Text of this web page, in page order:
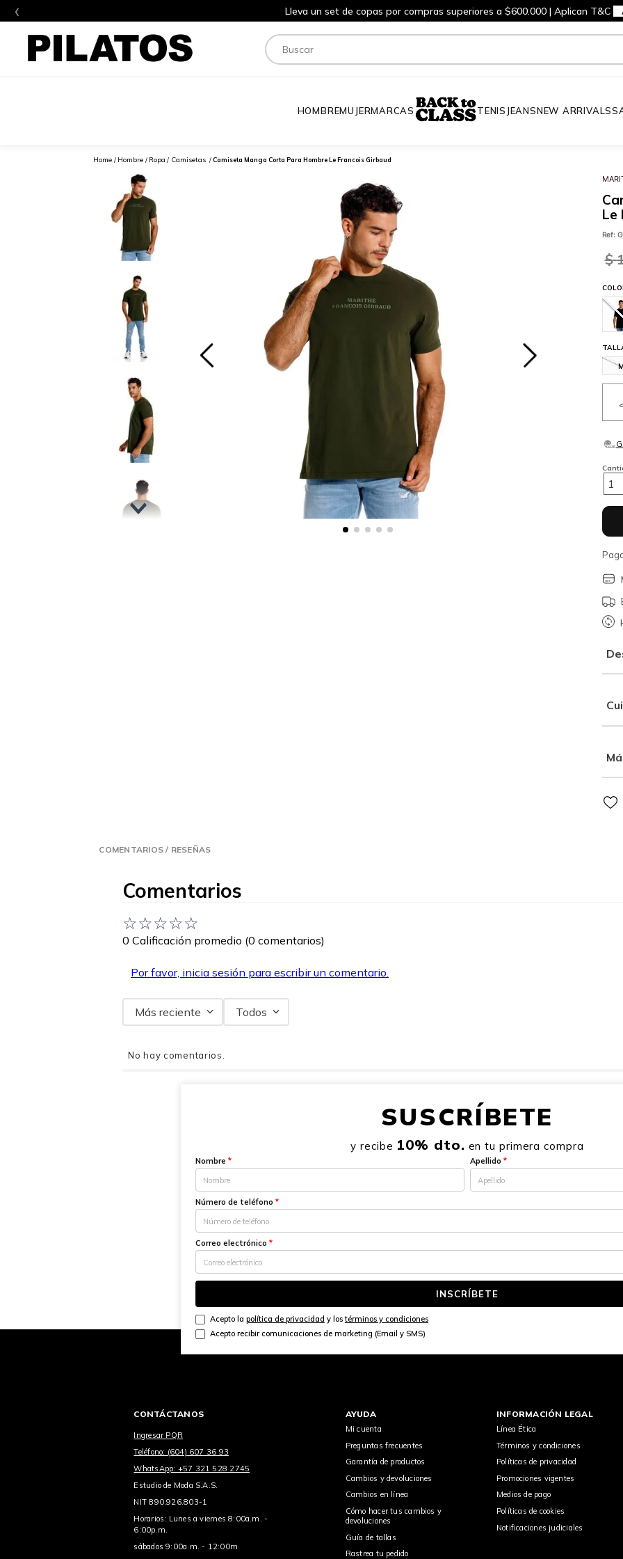
‹ Lleva un set de copas por compras superiores a $600.000 | Aplican T&C
Buscar
HOMBREMUJERMARCAS TENIS JEANSNEW ARRIVALS
Hombre Ropa Camisetas Camiseta Manga Corta Para Hombre Le Francois Girbaud
Le
Ref:
$
1
COMENTARIOS / RESEÑAS
Comentarios
☆☆☆☆☆
0 Calificación promedio (0 comentarios)
Por favor, inicia sesión para escribir un comentario.
Más reciente Todos
No hay comentarios.
SUSCRÍBETE
y recibe 10% dto. en tu primera compra
Nombre * Apellido *
Número de teléfono *
Correo electrónico *
INSCRÍBETE
Acepto la política de privacidad y lostérminos y condiciones
Acepto recibir comunicaciones de marketing (Email y SMS)
CONTÁCTANOS
Ingresar PQR
Teléfono: (604) 607 36 93
WhatsApp: +57 321 528 2745
Estudio de Moda S.A.S.
NIT 890.926.803-1
Horarios: Lunes a viernes 8:00a.m. -
6:00p.m.
sábados 9:00a.m. - 12:00m
AYUDA
Mi cuenta
Preguntas frecuentes
Garantía de productos
Cambios y devoluciones
Cambios en línea
Cómo hacer tus cambios y
devoluciones
Guía de tallas
Rastrea tu pedido
INFORMACIÓN LEGAL
Línea Ética
Términos y condiciones
Políticas de privacidad
Promociones vigentes
Medios de pago
Políticas de cookies
Notificaciones judiciales